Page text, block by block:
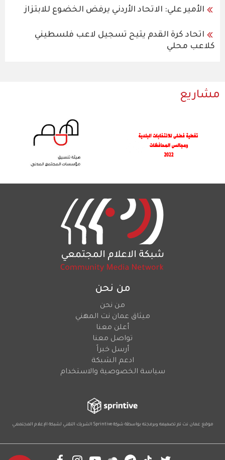
الأمير علي: الاتحاد الأردني يرفض الخضوع للابتزاز
اتحاد كرة القدم يتيح تسجيل لاعب فلسطيني
كلاعب محلي
مشاريع
من نحن
من نحن
ميثاق عمان نت المهني
أعلن معنا
تواصل معنا
أرسل خبراً
ادعم الشبكة
سياسة الخصوصية والاستخدام
موقع عمان نت تم تصميمه وبرمجته بواسطة شركةSprintive الشريك التقني لشبكة الإعلام المجتمعي